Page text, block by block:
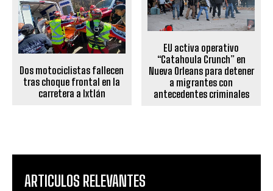
Dos motociclistas fallecen
tras choque frontal en la
carretera a Ixtlán
EU activa operativo
“Catahoula Crunch” en
Nueva Orleans para detener
a migrantes con
antecedentes criminales
ARTICULOS RELEVANTES